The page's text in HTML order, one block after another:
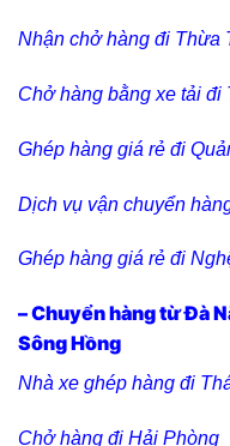
Nhận chở hàng đi Thừa
Chở hàng bằng xe tải đi
Ghép hàng giá rẻ đi
Dịch vụ vận chuyển
Ghép hàng giá rẻ đi
– Chuyển hàng từ Đà
Sông Hồng
Nhà xe ghép hàng đi
Chở hàng đi Hải Phòng